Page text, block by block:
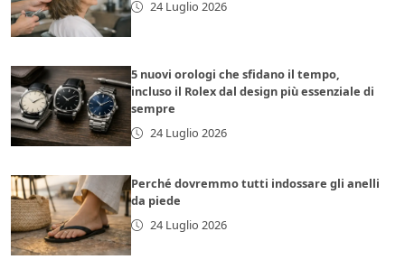
24 Luglio 2026
5 nuovi orologi che sfidano il tempo,
incluso il Rolex dal design più essenziale di
sempre
24 Luglio 2026
Perché dovremmo tutti indossare gli anelli
da piede
24 Luglio 2026